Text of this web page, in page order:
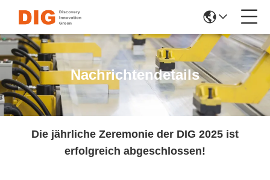
Nachrichtendetails
Die jährliche Zeremonie der DIG 2025 ist
erfolgreich abgeschlossen!